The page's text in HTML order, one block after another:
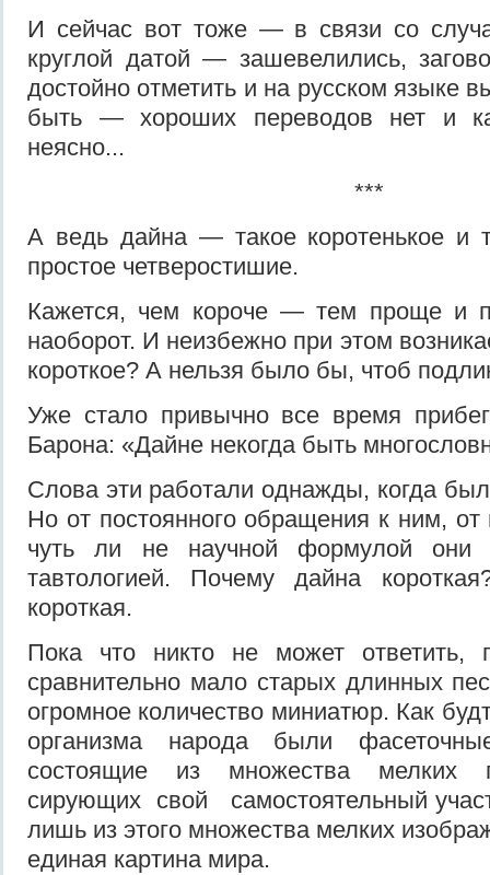
И сейчас вот тоже — в связи со
круглой да­той — зашевелились,
достойно отметить и на русском языке
быть — хороших переводов нет и
неясно...
***
А ведь дайна — такое коротень­кое и
простое четверостишие.
Кажется, чем короче — тем проще и
наоборот. И неизбежно при этом
короткое? А нельзя было бы, чтоб
Уже стало привычно все время
Барона: «Дайне некогда быть
Слова эти работали однажды, ког­да
Но от постоянного обращения к ним, от
чуть ли не научной формулой они
тавтологией. Почему дайна
короткая.
Пока что никто не может ответить,
сравнитель­но мало старых длинных
огромное количество миниатюр. Как
организма народа были
состоящие из множества мелких
сирующих свой самостоятельный
лишь из этого множества мелких
единая картина мира.